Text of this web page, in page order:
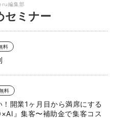
編集部
セミナー
料
料
開業1ヶ月目から満席にする
』集客〜補助金で集客コス